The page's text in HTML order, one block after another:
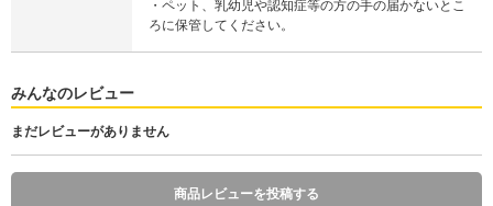
・ペット、乳幼児や認知症等の方の手の届かないとこ
ろに保管してください。
みんなのレビュー
まだレビューがありません
商品レビューを投稿する